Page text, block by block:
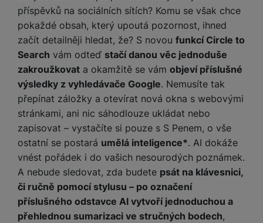
Tyto cookies nám umožňují měření výkonu našeho webu i
našich reklamních kampaní. Jejich pomocí určujeme počet
návštěv a zdroje návštěv našich internetových stránek. Data
získaná pomocí těchto cookies zpracováváme souhrnně a
anonymně, takže nejsme schopni identifikovat konkrétní
uživatele našeho webu.
Marketingové
Marketingové- abychom vás neobtěžovali nevhodnou
reklamou.
Povoleno
Marketingové cookies používáme my nebo naši partneři,
abychom vám mohli zobrazit vhodné obsahy nebo reklamy jak
na našich stránkách, tak na stránkách třetích stran.
n
st
ví
k
s
a
v
a
č
ů
m
v
l
a
č
e
H
n
í
sl
u
c
h
l
i
z
e
D
á
l
k
o
é
o
v
l
w
e
r
b
a
n
k
příspěvků na sociálních sítích? Komu se však chce
pokaždé obsah, který upoutá pozornost, ihned
začít detailněji hledat, že? S novou funkcí Circle to
Search vám odteď stačí danou věc jednoduše
zakroužkovat a okamžitě se vám objeví příslušné
výsledky z vyhledávače Google. Nemusíte tak
přepínat záložky a otevírat nová okna s webovými
stránkami, ani nic sáhodlouze ukládat nebo
zapisovat – vystačíte si pouze s S Penem, o vše
ostatní se postará umělá inteligence*. AI dokáže
vnést pořádek i do vašich nesourodých poznámek.
A nebude sledovat, zda budete psát na klávesnici,
či ručně pomocí stylusu – po označení
příslušného odstavce AI vytvoří jednoduchou a
přehlednou sumarizaci ve stručných bodech,